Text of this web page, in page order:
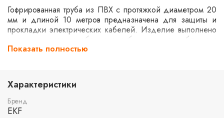
Гофрированная труба из ПВХ с протяжкой диаметром 20
мм и длиной 10 метров предназначена для защиты и
прокладки электрических кабелей. Изделие выполнено
в сером цвете и обладает гибкостью, что облегчает
процесс монтажа. Используется в строительстве и
Показать полностью
Характеристики
Бренд
EKF